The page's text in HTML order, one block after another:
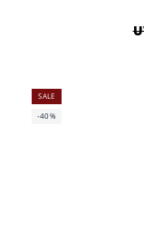
SALE
-40%